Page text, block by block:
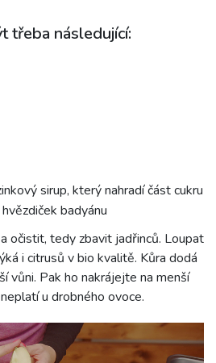
třeba následující:
sirup, který nahradí část cukru
badyánu
očistit, tedy zbavit jadřinců. Loupat
i citrusů v bio kvalitě. Kůra dodá
vůni. Pak ho nakrájejte na menší
u drobného ovoce.